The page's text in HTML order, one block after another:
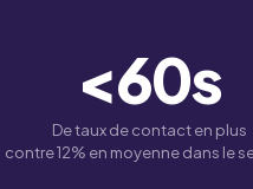
<60s
De taux de contact en plus
contre 12% en moyenne dans le